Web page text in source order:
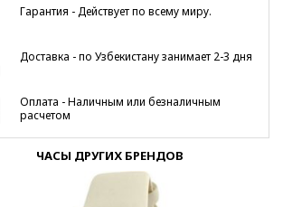
Гарантия - Действует по всему миру.
Доставка - по Узбекистану занимает 2-3 дня
Оплата - Наличным или безналичным
расчетом
ЧАСЫ ДРУГИХ БРЕНДОВ